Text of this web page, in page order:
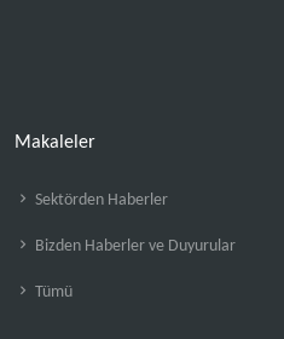
Makaleler
Sektörden Haberler
Bizden Haberler ve Duyurular
Tümü